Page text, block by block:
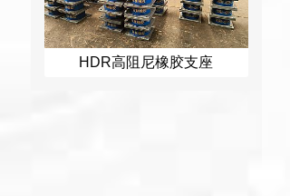
HDR高阻尼橡胶支座